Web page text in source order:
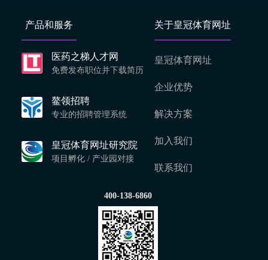
产品和服务
医药之梯人才网
免费发布职位并下载简历
鳌领招聘
专业的招聘管理系统
皇冠体育网址研究院
项目孵化 / 产业园对接
关于皇冠体育网址
皇冠体育网址
企业优势
解决方案
加入我们
联系我们
400-138-6860